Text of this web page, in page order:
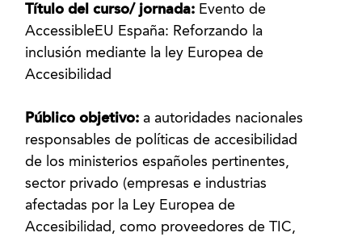
Título del curso/ jornada: Evento de
AccessibleEU España: Reforzando la
inclusión mediante la ley Europea de
Accesibilidad
Público objetivo:a autoridades nacionales
responsables de políticas de accesibilidad
de los ministerios españoles pertinentes,
sector privado (empresas e industrias
afectadas por la Ley Europea de
Accesibilidad, como proveedores de TIC,